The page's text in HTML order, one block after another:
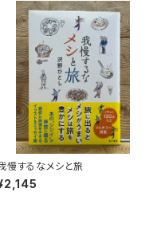
慢するなメシと旅